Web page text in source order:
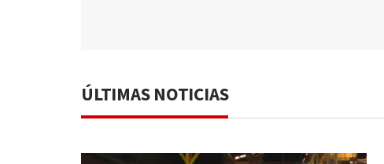
ÚLTIMAS NOTICIAS